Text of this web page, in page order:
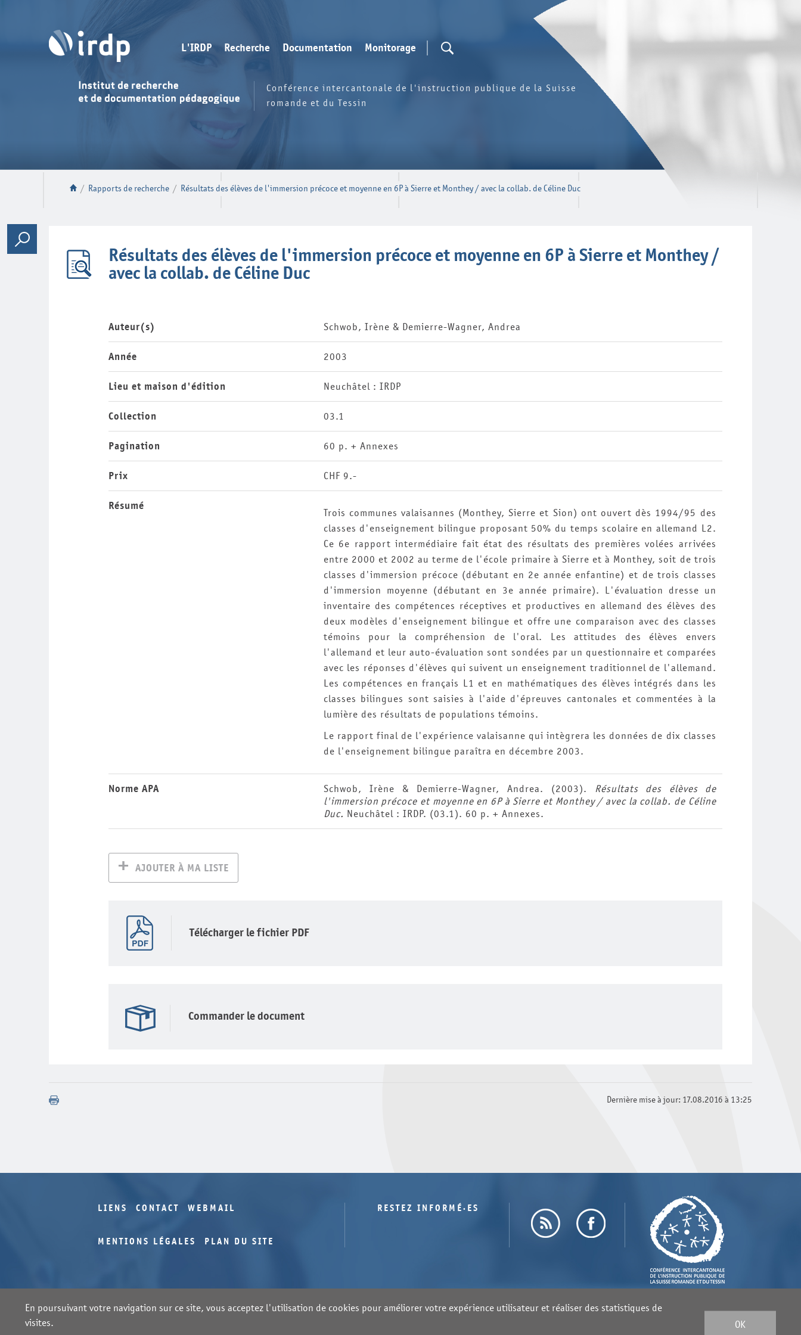
L'IRDP Recherche Documentation Monitorage
Conférence intercantonale de l'instruction publique de la Suisse
romande et du Tessin
/ Rapports de recherche / Résultats des élèves de l'immersion précoce et moyenne en 6P à Sierre et Monthey / avec la collab. de Céline Duc
Résultats des élèves de l'immersion précoce et moyenne en 6P à Sierre et Monthey /
avec la collab. de Céline Duc
Auteur(s) Schwob, Irène & Demierre-Wagner, Andrea
Année 2003
Lieu et maison d'édition Neuchâtel : IRDP
Collection 03.1
Pagination 60 p. + Annexes
Prix CHF 9.-
Résumé
Trois communes valaisannes (Monthey, Sierre et Sion) ont ouvert dès 1994/95 des
classes d'enseignement bilingue proposant 50% du temps scolaire en allemand L2.
Ce 6e rapport intermédiaire fait état des résultats des premières volées arrivées
entre 2000 et 2002 au terme de l'école primaire à Sierre et à Monthey, soit de trois
classes d'immersion précoce (débutant en 2e année enfantine) et de trois classes
d'immersion moyenne (débutant en 3e année primaire). L'évaluation dresse un
inventaire des compétences réceptives et productives en allemand des élèves des
deux modèles d'enseignement bilingue et offre une comparaison avec des classes
témoins pour la compréhension de l'oral. Les attitudes des élèves envers
l'allemand et leur auto-évaluation sont sondées par un questionnaire et comparées
avec les réponses d'élèves qui suivent un enseignement traditionnel de l'allemand.
Les compétences en français L1 et en mathématiques des élèves intégrés dans les
classes bilingues sont saisies à l'aide d'épreuves cantonales et commentées à la
lumière des résultats de populations témoins.
Le rapport final de l'expérience valaisanne qui intègrera les données de dix classes
de l'enseignement bilingue paraîtra en décembre 2003.
Norme APA Schwob, Irène & Demierre-Wagner, Andrea. (2003).
Résultats des élèves de
l'immersion précoce et moyenne en 6P à Sierre et Monthey / avec la collab. de Céline
Duc. Neuchâtel : IRDP. (03.1). 60 p. + Annexes.
AJOUTER À MA LISTE
Télécharger le fichier PDF
Commander le document
Dernière mise à jour: 17.08.2016 à 13:25
LIENS CONTACT WEBMAIL
MENTIONS LÉGALES PLAN DU SITE
RESTEZ INFORMÉ·ES
En poursuivant votre navigation sur ce site, vous acceptez l'utilisation de cookies pour améliorer votre expérience utilisateur et réaliser des statistiques de
visites.
OK